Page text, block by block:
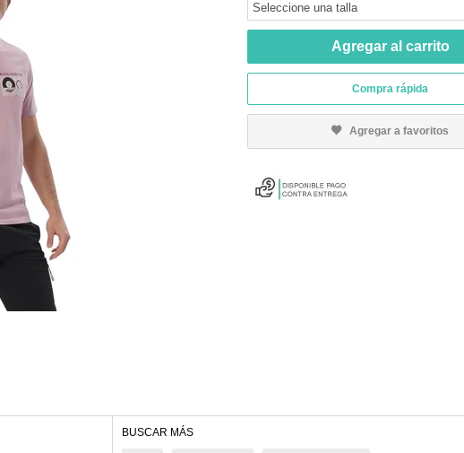
Seleccione una talla
Agregar al carrito
Compra rápida
Agregar a favoritos
BUSCAR MÁS